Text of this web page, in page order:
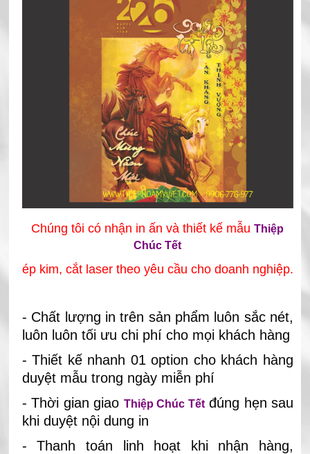
Chúng tôi có nhận in ấn và thiết kế mẫuThiệp
Chúc Tết
ép kim, cắt laser theo yêu cầu cho doanh nghiệp.
- Chất lượng in trên sản phẩm luôn sắc nét,
luôn luôn tối ưu chi phí cho mọi khách hàng
- Thiết kế nhanh 01 option cho khách hàng
duyệt mẫu trong ngày miễn phí
- Thời gian giao Thiệp Chúc Tếtđúng hẹn sau
khi duyệt nội dung in
- Thanh toán linh hoạt khi nhận hàng,